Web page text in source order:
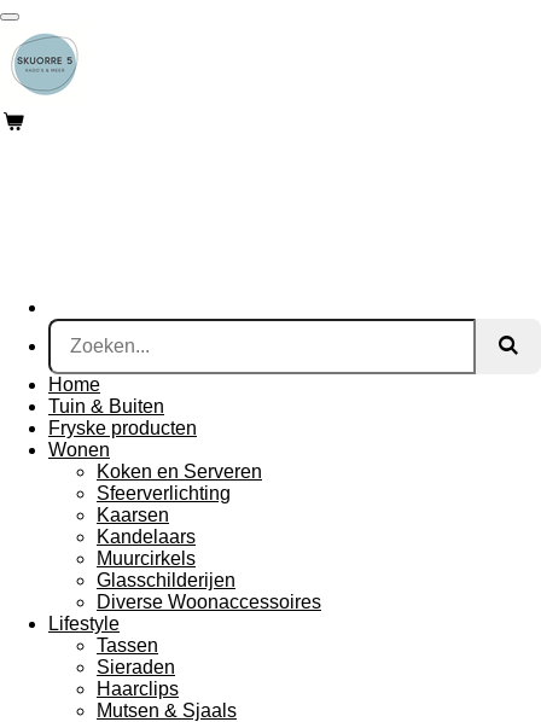
Ga
direct
naar
de
Home
Tuin & Buiten
Fryske producten
Wonen
Koken en Serveren
Sfeerverlichting
Kaarsen
Kandelaars
Muurcirkels
Glasschilderijen
Diverse Woonaccessoires
Lifestyle
Tassen
Sieraden
Haarclips
Mutsen & Sjaals